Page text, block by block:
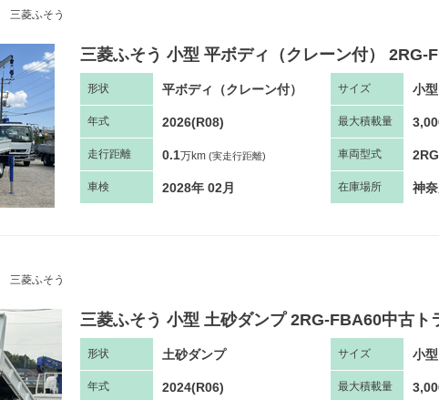
三菱ふそう
三菱ふそう 小型 平ボディ（クレーン付） 2RG-
形状 平ボディ（クレーン付） サイズ 小型
年式 2026(R08) 最大積載量
走行距離 0.1万km (実走行距離) 車両型式
車検 2028年 02月 在庫場所 神
三菱ふそう
三菱ふそう 小型 土砂ダンプ 2RG-FBA60中古ト
形状 土砂ダンプ サイズ 小型
年式 2024(R06) 最大積載量